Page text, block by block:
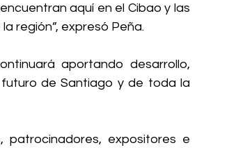
aquí en el Cibao y las
región”, expresó Peña.
aportando desarrollo,
de Santiago y de toda la
patrocinadores, expositores e